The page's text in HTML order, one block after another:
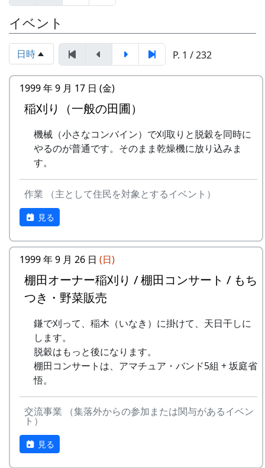
栽培の米作りが体験でき、収穫した米は
全部持ち帰ることができる。
加美町の特産品がもらえる(1万円相当)な
オーナーの義務は
田んぼに入って米を作る。
自然とまじめにつきあう。
地域の人たちになじみ、仲良くする。
に積極的に参加する。
田植え、ヒエ引き、月2回の草刈り、刈
毒、施肥、脱穀、乾燥、もみすりなどは
農家が行う)など。
『広報かみ』1997年6月号より
そもそも、棚田(たなだ)とは、どんなも
のか
岩座神入口の道の西側、渓流に臨んで、上面が平
らで赤みを帯びた巨石があり、血石と呼ばれてい
る。
その昔、岩座神の神光寺が隆盛をきわめていたこ
ろ、加古川流域の人々は死者が出ると、はるか南
人はみな一度この石の上に置いたところから、血
石の名が付けられたと言われる。また、一説に
は、死体があまりに重いので、この石の上で四肢
を切り離して運んだため、その血でこの石が赤く
染まったのだとも伝えられている。
其の弐 仁王門のシキミ
オーナー田の稲刈り
て、天日干しにします。脱穀はもっ
と後になります。
棚田コンサート
アマチュア・バンド５組＋坂庭省
吾。
餅つき・野菜即売
蕎麦刈り
蕎麦の刈取り。人手不足が心配され
されました。）再度、予定変更。や
っぱりやります。というか、やりま
10月9日（土）
10月10日（日）
五霊神社秋祭り
10月11日（祝）
オーナー田収穫祭
天日干しにした稲を脱穀し、籾摺り
（もみすり）して玄米にし、袋に詰
案山子コンテスト
今日まで活躍（？）してくれた案山
蕎麦刈り
蕎麦の刈取り。人手不足が心配され
イベント
日時 P. 1 / 232
1999 年 9 月 17 日 (金)
稲刈り（一般の田圃）
機械（小さなコンバイン）で刈取りと脱穀を同時に
やるのが普通です。そのまま乾燥機に放り込みま
す。
作業 （主として住民を対象とするイベント）
見る
1999 年 9 月 26 日 (日)
棚田オーナー稲刈り / 棚田コンサート / もち
つき・野菜販売
鎌で刈って、稲木（いなき）に掛けて、天日干しに
します。
脱穀はもっと後になります。
棚田コンサートは、アマチュア・バンド5組 + 坂庭省
悟。
交流事業 （集落外からの参加または関与があるイベン
ト）
見る